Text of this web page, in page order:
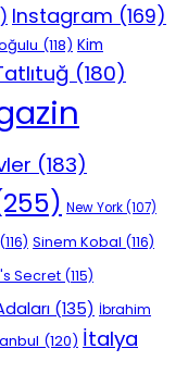
Instagram (169)
(118) Kim
(180)
(183)
New York(107)
(116) Sinem Kobal (116)
Secret (115)
(135) İbrahim
(120) İtalya